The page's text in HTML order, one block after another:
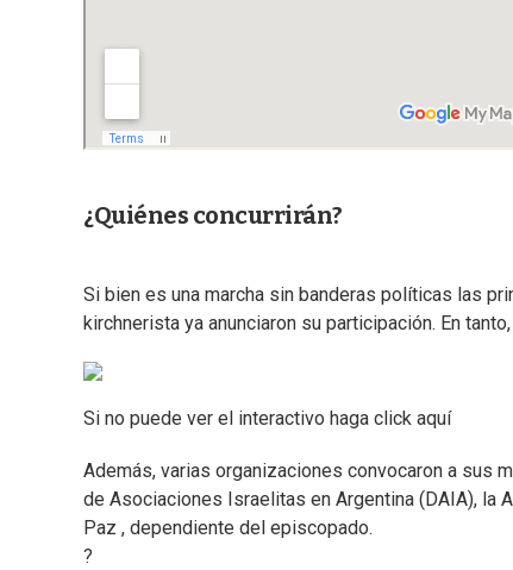
¿Quiénes concurrirán?
Si bien es una marcha sin banderas políticas las
kirchnerista ya anunciaron su participación. En
Si no puede ver el interactivo haga click aquí
Además, varias organizaciones convocaron a sus
de Asociaciones Israelitas en Argentina (DAIA), la
Paz , dependiente del episcopado.
?